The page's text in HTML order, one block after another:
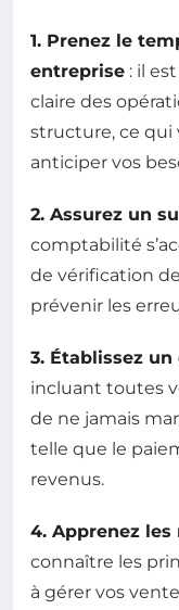
1. Prenez le
entreprise : il
claire des
structure, ce qui
anticiper vos
2. Assurez un
comptabilité
de vérification
prévenir les
3. Établissez
incluant toutes
de ne jamais
telle que le
revenus.
4. Apprenez
connaître les
à gérer vos